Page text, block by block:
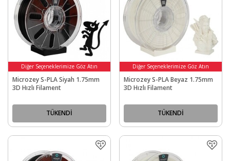
Diğer Seçeneklerimize Göz Atın
Microzey S-PLA Siyah 1.75mm
3D Hızlı Filament
TÜKENDİ
Diğer Seçeneklerimize Göz Atın
Microzey S-PLA Beyaz 1.75mm
3D Hızlı Filament
TÜKENDİ